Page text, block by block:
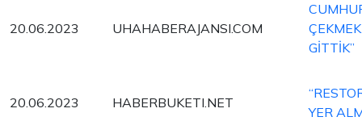
20.06.2023 UHAHABERAJANSI.COM
GİTTİK”
20.06.2023 HABERBUKETI.NET
YER